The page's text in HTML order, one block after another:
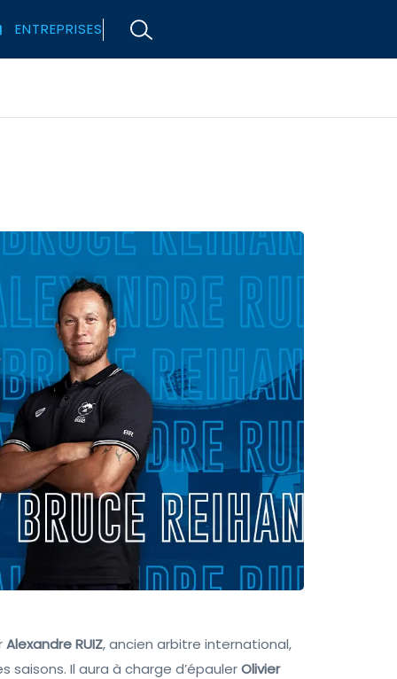
ENTREPRISES
Alexandre RUIZ, ancien arbitre international,
saisons. Il aura à charge d’épaulerOlivier